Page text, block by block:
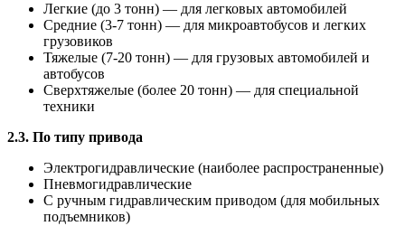
Легкие (до 3 тонн) — для легковых автомобилей
Средние (3-7 тонн) — для микроавтобусов и легких
грузовиков
Тяжелые (7-20 тонн) — для грузовых автомобилей и
автобусов
Сверхтяжелые (более 20 тонн) — для специальной
техники
2.3. По типу привода
Электрогидравлические (наиболее распространенные)
Пневмогидравлические
С ручным гидравлическим приводом (для мобильных
подъемников)